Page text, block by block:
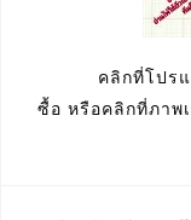
คลิกที่โปรแ
ซื้อ หรือคลิกที่ภาพ